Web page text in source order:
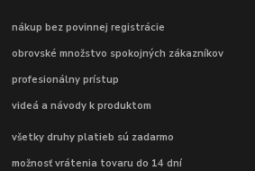
nákup bez povinnej registrácie
obrovské množstvo spokojných zákazníkov
profesionálny prístup
videá a návody k produktom
všetky druhy platieb sú zadarmo
možnosť vrátenia tovaru do 14 dní